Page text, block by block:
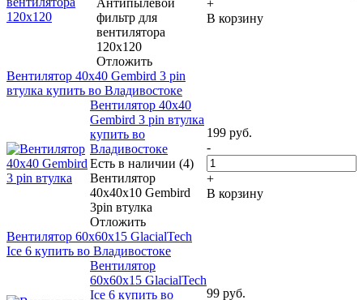
фильтр для
вентилятора
120x120
Отложить
+
В корзину
Вентилятор 40x40 Gembird 3 pin
втулка купить во Владивостоке
Вентилятор 40x40
Gembird 3 pin втулка
купить во
Владивостоке
Есть в наличии (4)
Вентилятор
40x40x10 Gembird
3pin втулка
Отложить
199 руб.
-
+
В корзину
Вентилятор 60x60x15 GlacialTech
Ice 6 купить во Владивостоке
Вентилятор
60x60x15 GlacialTech
Ice 6 купить во
99 руб.